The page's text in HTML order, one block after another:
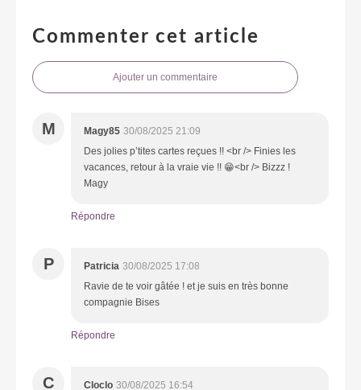
Commenter cet article
Ajouter un commentaire
M Magy85 30/08/2025 21:09
Des jolies p’tites cartes reçues !! <br /> Finies les
vacances, retour à la vraie vie !! 😁<br /> Bizzz !
Magy
Répondre
P Patricia 30/08/2025 17:08
Ravie de te voir gâtée ! et je suis en très bonne
compagnie Bises
Répondre
C Cloclo 30/08/2025 16:54